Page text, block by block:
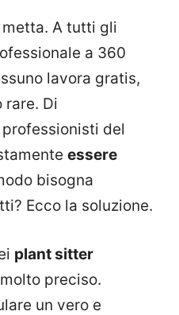
metta. A tutti gli
a 360
lavora gratis,
rare. Di
del
essere
bisogna
Ecco la soluzione.
plant sitter
preciso.
un vero e